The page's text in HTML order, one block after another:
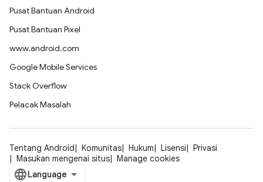
Pusat Bantuan Android
Pusat Bantuan Pixel
www.android.com
Google Mobile Services
Stack Overflow
Pelacak Masalah
Tentang Android Komunitas Hukum Lisensi
Privasi
Masukan mengenai situs
Manage cookies